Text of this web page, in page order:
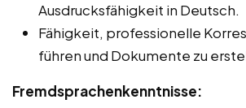
Ausdrucksfähigkeit in Deutsch.
Fähigkeit, professionelle
führen und Dokumente zu
Fremdsprachenkenntnisse: